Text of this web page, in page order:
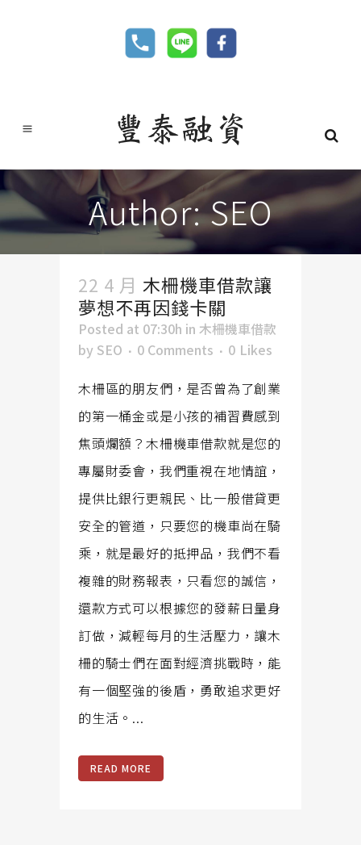
Author: SEO
22 4 月 木柵機車借款讓
夢想不再因錢卡關
Posted at 07:30h in 木柵機車借款
by SEO 0 Comments 0 Likes
木柵區的朋友們，是否曾為了創業
的第一桶金或是小孩的補習費感到
焦頭爛額？木柵機車借款就是您的
專屬財委會，我們重視在地情誼，
提供比銀行更親民、比一般借貸更
安全的管道，只要您的機車尚在騎
乘，就是最好的抵押品，我們不看
複雜的財務報表，只看您的誠信，
還款方式可以根據您的發薪日量身
訂做，減輕每月的生活壓力，讓木
柵的騎士們在面對經濟挑戰時，能
有一個堅強的後盾，勇敢追求更好
的生活。...
READ MORE